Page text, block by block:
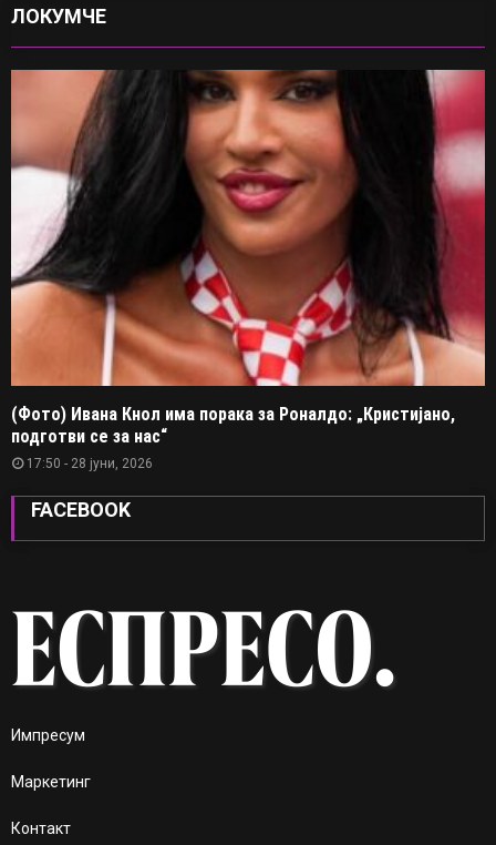
ЛОКУМЧЕ
(Фото) Ивана Кнол има порака за Роналдо: „Кристијано,
подготви се за нас“
17:50 - 28 јуни, 2026
FACEBOOK
Импресум
Маркетинг
Контакт